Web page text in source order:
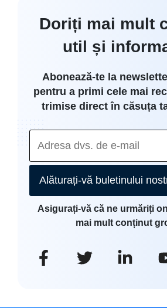
Doriți mai mult
util și
Abonează-te la
pentru a primi cele mai
trimise direct în căsuța
Alăturați-vă buletinului
Asigurați-vă că ne urmăriți
mai mult conținut